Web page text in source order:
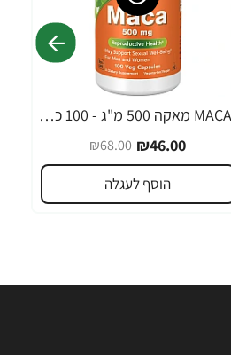
-32%
MACA מאקה 500 מ"ג - 100 כמוסות - מבית NOW FOODS
₪46.00
₪68.00
הוסף לעגלה